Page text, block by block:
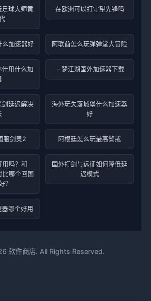
球大师黄
在欧洲可以打守望先锋吗
么加速器好 阿联酋怎么玩弹弹堂大冒险
用什么加
一梦江湖国外加速器下载
剑延迟解决
海外玩失落城堡什么加速器
好
服剑灵2 阿根廷怎么玩最高警戒
用吗？和
哪个回国
？
国外打剑与远征如何降低延
迟模式
器哪个好用
软件商店. All Rights Reserved.